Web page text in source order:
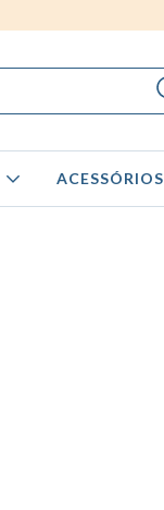
ACESSÓRIOS